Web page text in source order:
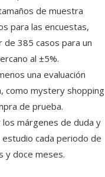
de muestra
para las encuestas,
de 385 casos para un
al ±5%.
una evaluación
como mystery shopping
de prueba.
márgenes de duda y
cada periodo de
y doce meses.